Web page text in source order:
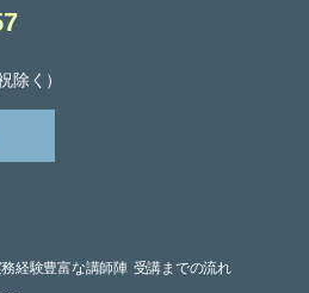
除く）
経験豊富な講師陣 受講までの流れ